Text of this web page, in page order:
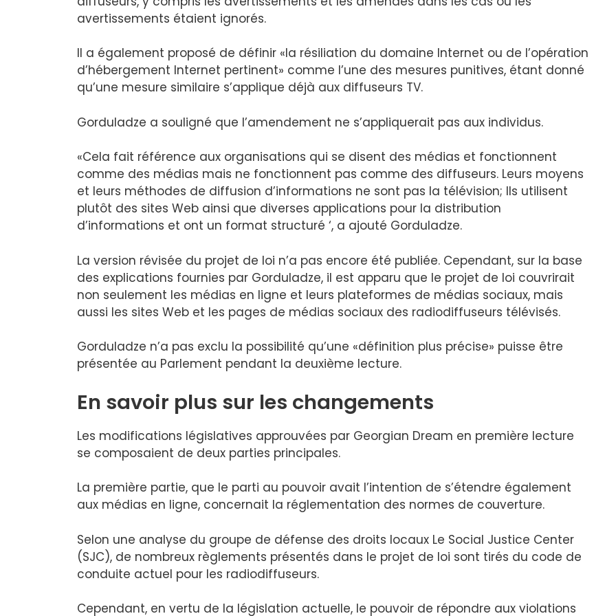
avertissements étaient ignorés.
Il a également proposé de définir «la résiliation du domaine Internet ou de l’opération
d’hébergement Internet pertinent» comme l’une des mesures punitives, étant donné
qu’une mesure similaire s’applique déjà aux diffuseurs TV.
Gorduladze a souligné que l’amendement ne s’appliquerait pas aux individus.
«Cela fait référence aux organisations qui se disent des médias et fonctionnent
comme des médias mais ne fonctionnent pas comme des diffuseurs. Leurs moyens
et leurs méthodes de diffusion d’informations ne sont pas la télévision; Ils utilisent
plutôt des sites Web ainsi que diverses applications pour la distribution
d’informations et ont un format structuré ‘, a ajouté Gorduladze.
La version révisée du projet de loi n’a pas encore été publiée. Cependant, sur la base
des explications fournies par Gorduladze, il est apparu que le projet de loi couvrirait
non seulement les médias en ligne et leurs plateformes de médias sociaux, mais
aussi les sites Web et les pages de médias sociaux des radiodiffuseurs télévisés.
Gorduladze n’a pas exclu la possibilité qu’une «définition plus précise» puisse être
présentée au Parlement pendant la deuxième lecture.
En savoir plus sur les changements
Les modifications législatives approuvées par Georgian Dream en première lecture
se composaient de deux parties principales.
La première partie, que le parti au pouvoir avait l’intention de s’étendre également
aux médias en ligne, concernait la réglementation des normes de couverture.
Selon une analyse du groupe de défense des droits locaux Le Social Justice Center
(SJC), de nombreux règlements présentés dans le projet de loi sont tirés du code de
conduite actuel pour les radiodiffuseurs.
Cependant, en vertu de la législation actuelle, le pouvoir de répondre aux violations